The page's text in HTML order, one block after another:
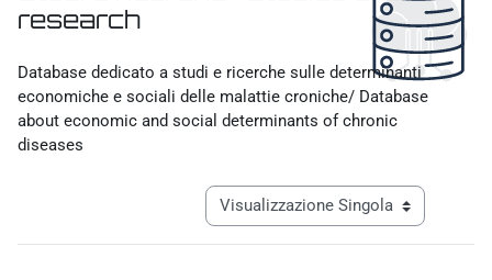
research
Database dedicato a studi e ricerche sulle determinanti
economiche e sociali delle malattie croniche/ Database
about economic and social determinants of chronic
diseases
Navigazione terziaria modalità